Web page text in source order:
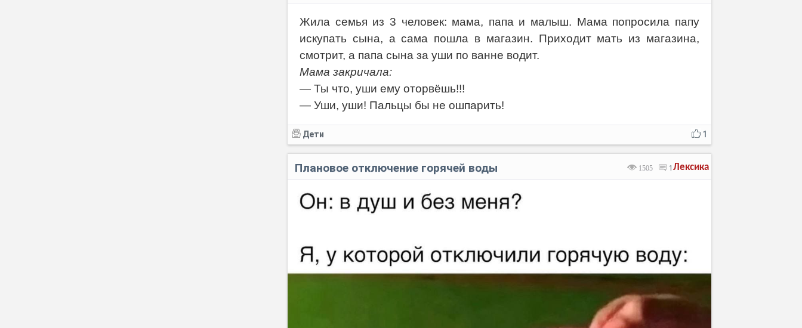
Жила семья из 3 человек: мама, папа и малыш. Мама попросила папу
искупать сына, а сама пошла в магазин. Приходит мать из магазина,
смотрит, а папа сына за уши по ванне водит.
Мама закричала:
— Ты что, уши ему оторвёшь!!!
— Уши, уши! Пальцы бы не ошпарить!
1
Дети
Лексика
1505 1
Плановое отключение горячей воды